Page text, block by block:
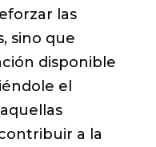
las
sino que
disponible
el
a la